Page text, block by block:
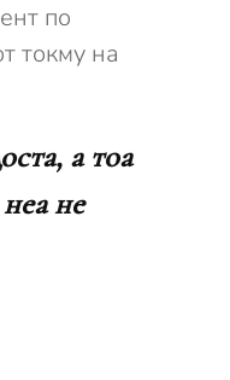
по
токму на
а тоа
не